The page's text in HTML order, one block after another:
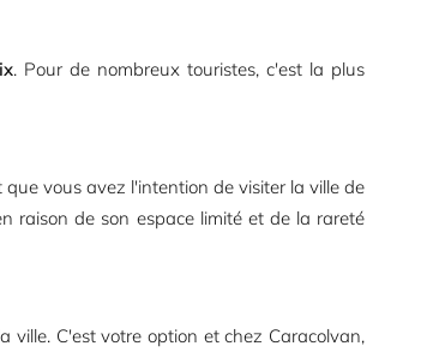
. Pour de nombreux touristes, c'est la plus
vous avez l'intention de visiter la ville de
raison de son espace limité et de la rareté
ville. C'est votre option et chez Caracolvan,